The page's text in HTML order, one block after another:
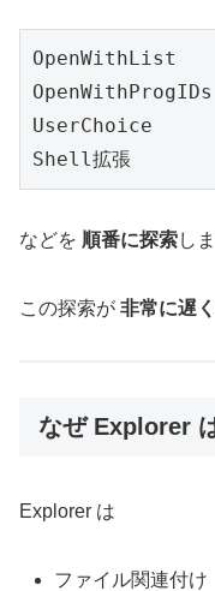
OpenWithList
OpenWithProgIDs
UserChoice
Shell拡張
などを 順番に探索し
この探索が 非常に遅
なぜ Explorer
Explorer は
ファイル関連付け